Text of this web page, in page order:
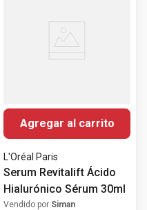
Agregar al carrito
L'Oréal Paris
Serum Revitalift Ácido
Hialurónico Sérum 30ml
Vendido por Siman